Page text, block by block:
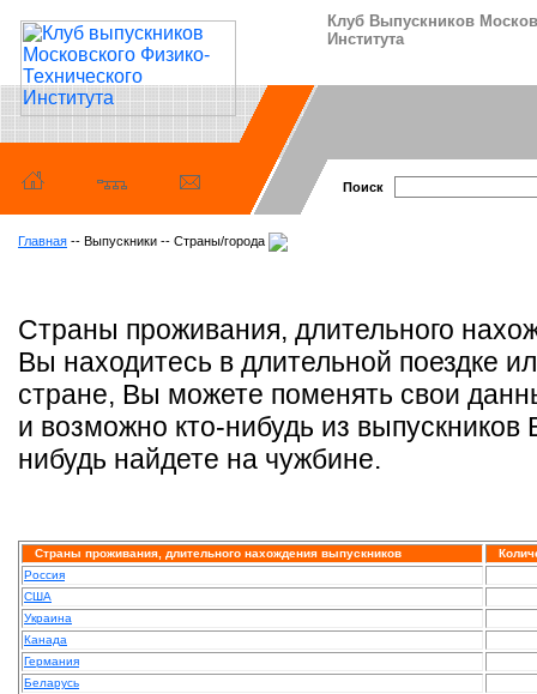
Клуб Выпускников
Института
Поиск
Главная -- Выпускники -- Страны/города
Страны проживания, длительного
Вы находитесь в длительной поездке
стране, Вы можете поменять свои
и возможно кто-нибудь из выпускников
нибудь найдете на чужбине.
Страны проживания, длительного нахождения выпускников
Россия
США
Украина
Канада
Германия
Беларусь